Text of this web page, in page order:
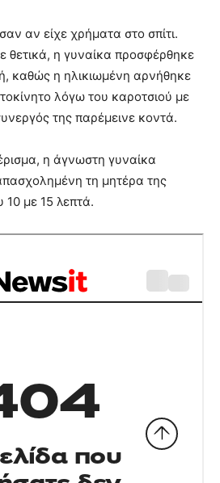
αν είχε χρήματα στο σπίτι.
θετικά, η γυναίκα προσφέρθηκε
καθώς η ηλικιωμένη αρνήθηκε
λόγω του καροτσιού με
της παρέμεινε κοντά.
η άγνωστη γυναίκα
τη μητέρα της
10 με 15 λεπτά.